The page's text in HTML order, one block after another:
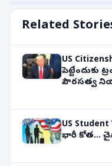
Related
US
పెట్టేందుకు
పౌరసత్వ
US
భారీ కోత...